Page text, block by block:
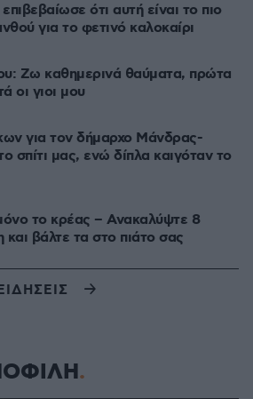
ότι αυτή είναι το πιο
για το φετινό καλοκαίρι
Ζω καθημερινά θαύματα, πρώτα
οι γιοι μου
για τον δήμαρχο Μάνδρας-
σπίτι μας, ενώ δίπλα καιγόταν το
το κρέας – Ανακαλύψτε 8
βάλτε τα στο πιάτο σας